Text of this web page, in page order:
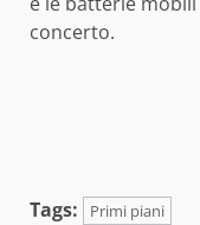
concerto.
Tags: Primi piani